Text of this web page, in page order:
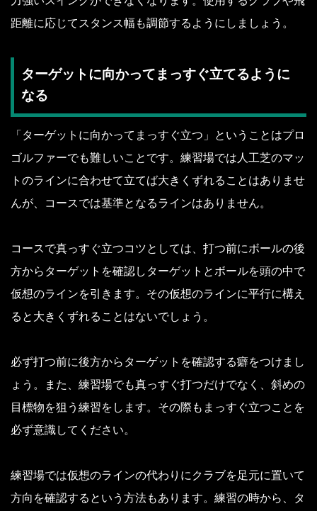
距離に応じてスタンス幅も調節するようにしましょう。
ターゲットに向かってまっすぐ立てるように
なる
「ターゲットに向かってまっすぐ立つ」ということはプロ
ゴルファーでも難しいことです。練習場では人工芝のマッ
トのラインに合わせて立てば大きくずれることはありませ
んが、コースでは基準となるラインはありません。
コースで真っすぐ立つコツとしては、打つ前にボールの後
方からターゲットを確認しターゲットとボールを頭の中で
仮想のラインを引きます。その仮想のラインに平行に構え
ると大きくずれることはないでしょう。
必ず打つ前に後方からターゲットを確認する癖をつけまし
ょう。また、練習場でも真っすぐ打つだけでなく、斜めの
目標物を狙う練習をします。その際もまっすぐ立つことを
必ず意識してください。
練習場では仮想のラインの代わりにクラブを足元に置いて
方向を確認するという方法もあります。練習の時から、タ